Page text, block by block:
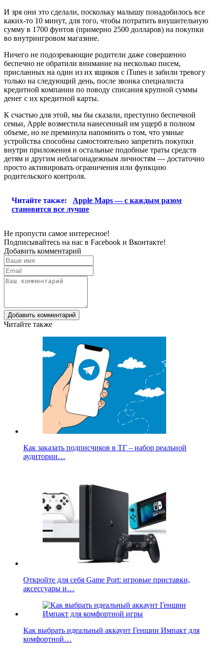
И зря они это сделали, поскольку малышу понадобилось все
каких-то 10 минут, для того, чтобы потратить внушительную
сумму в 1700 фунтов (примерно 2500 долларов) на покупки
во внутриигровом магазине.
Ничего не подозревающие родители даже совершенно
беспечно не обратили внимание на несколько писем,
присланных на один из их ящиков с iTunes и забили тревогу
только на следующий день, после звонка специалиста
кредитной компании по поводу списания крупной суммы
денег с их кредитной карты.
К счастью для этой, мы бы сказали, преступно беспечной
семьи, Apple возместила нанесенный им ущерб в полном
объеме, но не преминула напомнить о том, что умные
устройства способны самостоятельно запретить покупки
внутри приложения и остальные подобные траты средств
детям и другим неблагонадежным личностям — достаточно
просто активировать ограничения или функцию
родительского контроля.
Читайте также:
Apple Maps — с каждым разом
становится все лучше
Не пропусти самое интересное!
Подписывайтесь на нас в Facebook и Вконтакте!
Добавить комментарий
Добавить комментарий
Читайте также
Как заказать подписчиков в ТГ – набор реальной
аудитории…
Откройте для себя Game Port: игровые приставки,
аксессуары и…
Как выбрать идеальный аккаунт Геншин Импакт для
комфортной…